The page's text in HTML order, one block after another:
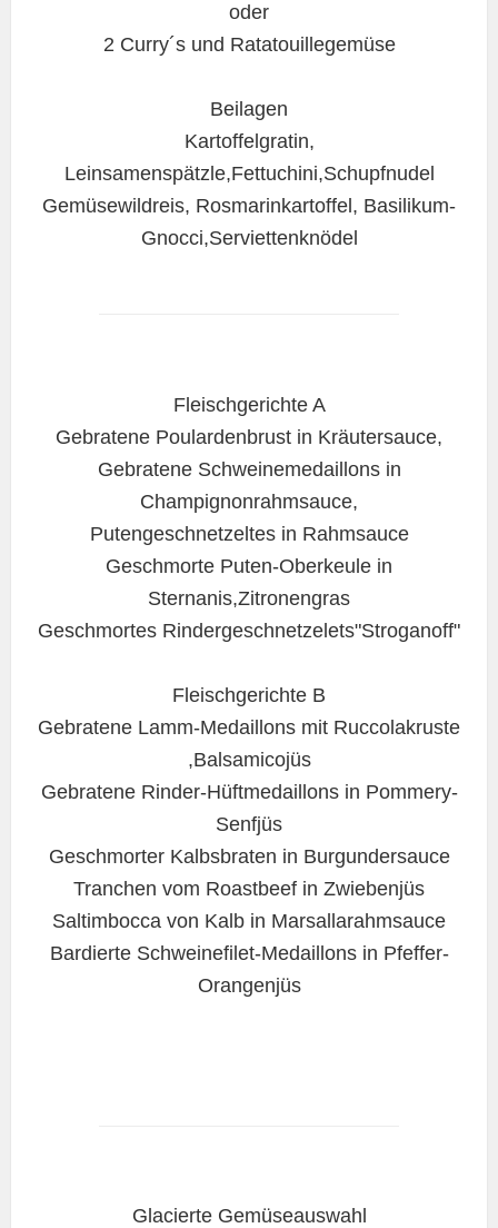
oder
2 Curry´s und Ratatouillegemüse
Beilagen
Kartoffelgratin,
Leinsamenspätzle,Fettuchini,Schupfnudel
Gemüsewildreis, Rosmarinkartoffel, Basilikum-
Gnocci,Serviettenknödel
Fleischgerichte A
Gebratene Poulardenbrust in Kräutersauce,
Gebratene Schweinemedaillons in
Champignonrahmsauce,
Putengeschnetzeltes in Rahmsauce
Geschmorte Puten-Oberkeule in
Sternanis,Zitronengras
Geschmortes Rindergeschnetzelets"Stroganoff"
Fleischgerichte B
Gebratene Lamm-Medaillons mit Ruccolakruste
,Balsamicojüs
Gebratene Rinder-Hüftmedaillons in Pommery-
Senfjüs
Geschmorter Kalbsbraten in Burgundersauce
Tranchen vom Roastbeef in Zwiebenjüs
Saltimbocca von Kalb in Marsallarahmsauce
Bardierte Schweinefilet-Medaillons in Pfeffer-
Orangenjüs
Glacierte Gemüseauswahl